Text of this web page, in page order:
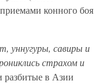
конного боя
уннугуры, савиры и
страхом и
разбитые в Азии